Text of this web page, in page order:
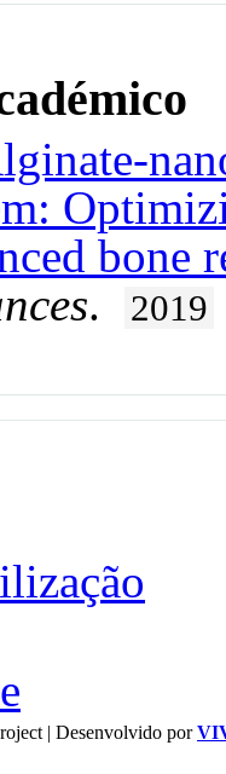
bone
. 2019
| Desenvolvido por